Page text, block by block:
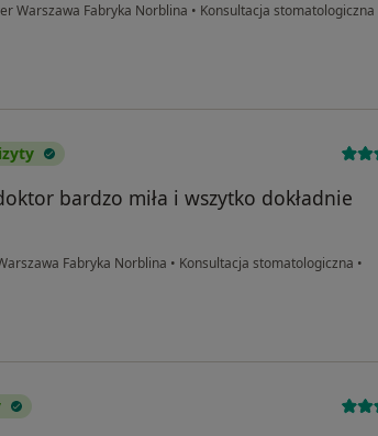
Warszawa Fabryka Norblina • Konsultacja stomatologiczna
bardzo miła i wszytko dokładnie
Fabryka Norblina • Konsultacja stomatologiczna •